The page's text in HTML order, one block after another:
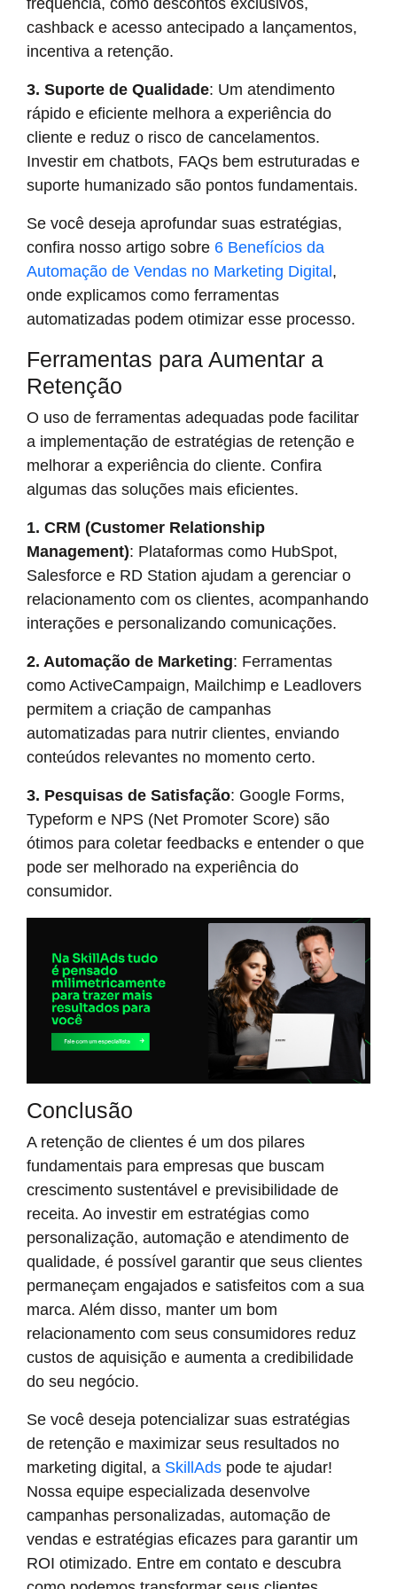
cashback e acesso antecipado a lançamentos,
incentiva a retenção.
3. Suporte de Qualidade: Um atendimento
rápido e eficiente melhora a experiência do
cliente e reduz o risco de cancelamentos.
Investir em chatbots, FAQs bem estruturadas e
suporte humanizado são pontos fundamentais.
Se você deseja aprofundar suas estratégias,
confira nosso artigo sobre 6 Benefícios da
Automação de Vendas no Marketing Digital,
onde explicamos como ferramentas
automatizadas podem otimizar esse processo.
Ferramentas para Aumentar a
Retenção
O uso de ferramentas adequadas pode facilitar
a implementação de estratégias de retenção e
melhorar a experiência do cliente. Confira
algumas das soluções mais eficientes.
1. CRM (Customer Relationship
Management): Plataformas como HubSpot,
Salesforce e RD Station ajudam a gerenciar o
relacionamento com os clientes, acompanhando
interações e personalizando comunicações.
2. Automação de Marketing: Ferramentas
como ActiveCampaign, Mailchimp e Leadlovers
permitem a criação de campanhas
automatizadas para nutrir clientes, enviando
conteúdos relevantes no momento certo.
3. Pesquisas de Satisfação: Google Forms,
Typeform e NPS (Net Promoter Score) são
ótimos para coletar feedbacks e entender o que
pode ser melhorado na experiência do
consumidor.
Conclusão
A retenção de clientes é um dos pilares
fundamentais para empresas que buscam
crescimento sustentável e previsibilidade de
receita. Ao investir em estratégias como
personalização, automação e atendimento de
qualidade, é possível garantir que seus clientes
permaneçam engajados e satisfeitos com a sua
marca. Além disso, manter um bom
relacionamento com seus consumidores reduz
custos de aquisição e aumenta a credibilidade
do seu negócio.
Se você deseja potencializar suas estratégias
de retenção e maximizar seus resultados no
marketing digital, a SkillAds pode te ajudar!
Nossa equipe especializada desenvolve
campanhas personalizadas, automação de
vendas e estratégias eficazes para garantir um
ROI otimizado. Entre em contato e descubra